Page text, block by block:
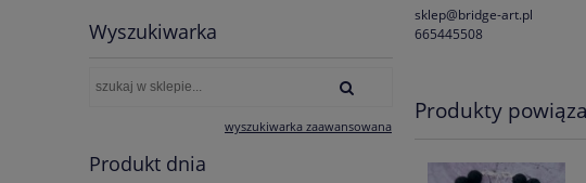
Wyszukiwarka
wyszukiwarka zaawansowana
Produkt dnia
sklep@bridge-art.pl
665445508
Produkty